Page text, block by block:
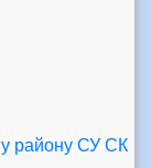
району СУ СК